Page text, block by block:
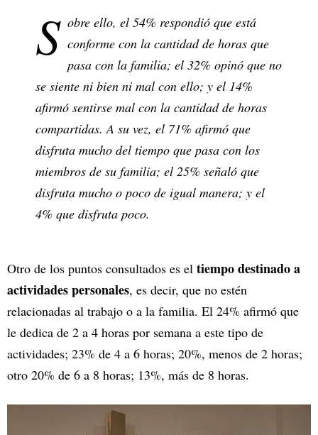
S obre ello, el 54% respondió que está
conforme con la cantidad de horas que
pasa con la familia; el 32% opinó que no
se siente ni bien ni mal con ello; y el 14%
afirmó sentirse mal con la cantidad de horas
compartidas. A su vez, el 71% afirmó que
disfruta mucho del tiempo que pasa con los
miembros de su familia; el 25% señaló que
disfruta mucho o poco de igual manera; y el
4% que disfruta poco.
Otro de los puntos consultados es el tiempo destinado a
actividades personales, es decir, que no estén
relacionadas al trabajo o a la familia. El 24% afirmó que
le dedica de 2 a 4 horas por semana a este tipo de
actividades; 23% de 4 a 6 horas; 20%, menos de 2 horas;
otro 20% de 6 a 8 horas; 13%, más de 8 horas.